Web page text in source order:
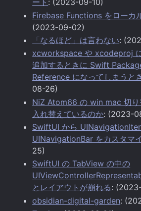
ート : (2023-09-10)
Firebase Functions をローカ
(2023-09-02)
「なるほど」は言わない:
xcworkspace や xcodeproj
追加するときに Swift
Reference になってしまうと
08-26)
NiZ Atom66 の win mac 切り
入れ替えているのか: (2023-
SwiftUI から
UINavigationBar をカスタマ
25)
SwiftUI の TabView の中の
とレイアウトが崩れる:
obsidian-digital-garden: